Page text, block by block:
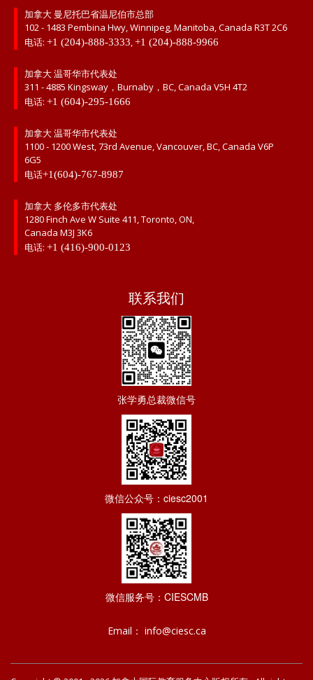
加拿大 曼尼托巴省温尼伯市总部
102 - 1483 Pembina Hwy, Winnipeg, Manitoba, Canada R3T 2C6
电话: +1 (204)-888-3333,+1 (204)-888-9966
加拿大 温哥华市代表处
311 - 4885 Kingsway，Burnaby，BC, Canada V5H 4T2
电话: +1 (604)-295-1666
加拿大 温哥华市代表处
1100 - 1200 West, 73rd Avenue, Vancouver, BC, Canada V6P
6G5
电话+1(604)-767-8987
加拿大 多伦多市代表处
1280 Finch Ave W Suite 411, Toronto, ON,
Canada M3J 3K6
电话: +1 (416)-900-0123
联系我们
张学勇总裁微信号
微信公众号：ciesc2001
微信服务号：CIESCMB
Email： info@ciesc.ca